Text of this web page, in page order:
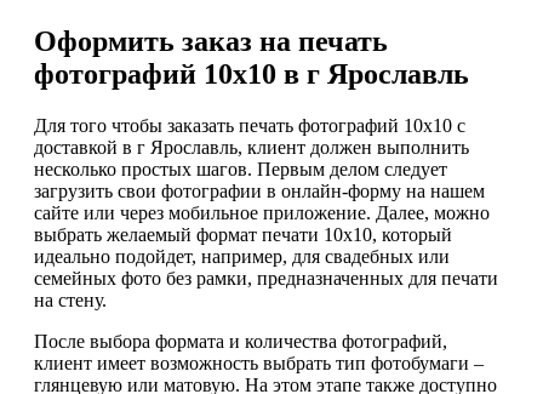
Оформить заказ на печать
фотографий 10х10 в г Ярославль
Для того чтобы заказать печать фотографий 10х10 с
доставкой в г Ярославль, клиент должен выполнить
несколько простых шагов. Первым делом следует
загрузить свои фотографии в онлайн-форму на нашем
сайте или через мобильное приложение. Далее, можно
выбрать желаемый формат печати 10х10, который
идеально подойдет, например, для свадебных или
семейных фото без рамки, предназначенных для печати
на стену.
После выбора формата и количества фотографий,
клиент имеет возможность выбрать тип фотобумаги –
глянцевую или матовую. На этом этапе также доступно